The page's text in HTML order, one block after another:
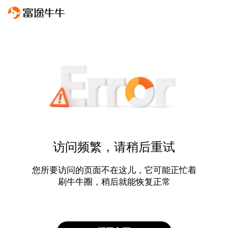
访问频繁，请稍后重试
您所要访问的页面不在这儿，它可能正忙着
刷牛牛圈，稍后就能恢复正常